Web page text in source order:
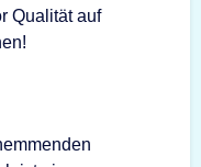
Qualität auf